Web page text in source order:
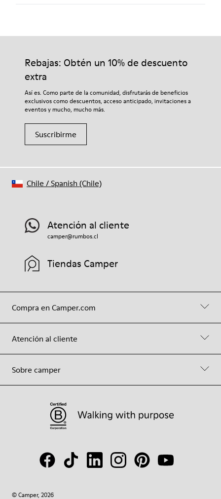
Rebajas: Obtén un 10% de descuento
extra
Así es. Como parte de la comunidad, disfrutarás de beneficios
exclusivos como descuentos, acceso anticipado, invitaciones a
eventos y mucho, mucho más.
Suscribirme
Compra en Camper.com
Atención al cliente
Sobre camper
Atención al cliente
camper@rumbos.cl
Tiendas Camper
© Camper, 2026
Chile /Spanish (Chile)